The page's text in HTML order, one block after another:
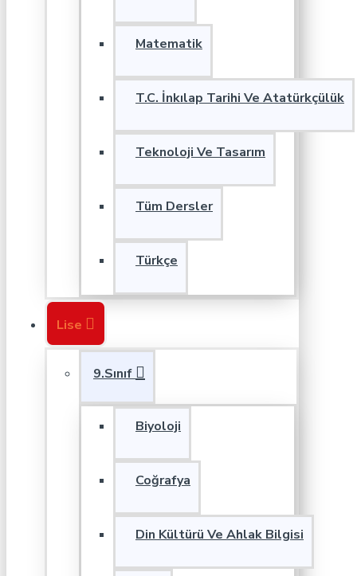
Matematik
T.C. İnkılap Tarihi Ve Atatürkçülük
Teknoloji Ve Tasarım
Tüm Dersler
Türkçe
Lise
9.Sınıf
Biyoloji
Coğrafya
Din Kültürü Ve Ahlak Bilgisi